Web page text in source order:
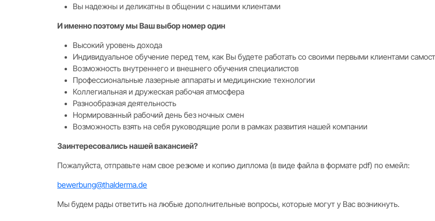
Вы надежны и деликатны в общении с нашими клиентами
И именно поэтому мы Ваш выбор номер один
Высокий уровень дохода
Индивидуальное обучение перед тем, как Вы будете работать со своими первыми клиентами
Возможность внутреннего и внешнего обучения специалистов
Профессиональные лазерные аппараты и медицинские технологии
Коллегиальная и дружеская рабочая атмосфера
Разнообразная деятельность
Нормированный рабочий день без ночных смен
Возможность взять на себя руководящие роли в рамках развития нашей компании
Заинтересовались нашей вакансией?
Пожалуйста, отправьте нам свое резюме и копию диплома (в виде файла в формате pdf) по емейл:
bewerbung@thalderma.de
Мы будем рады ответить на любые дополнительные вопросы, которые могут у Вас возникнуть.